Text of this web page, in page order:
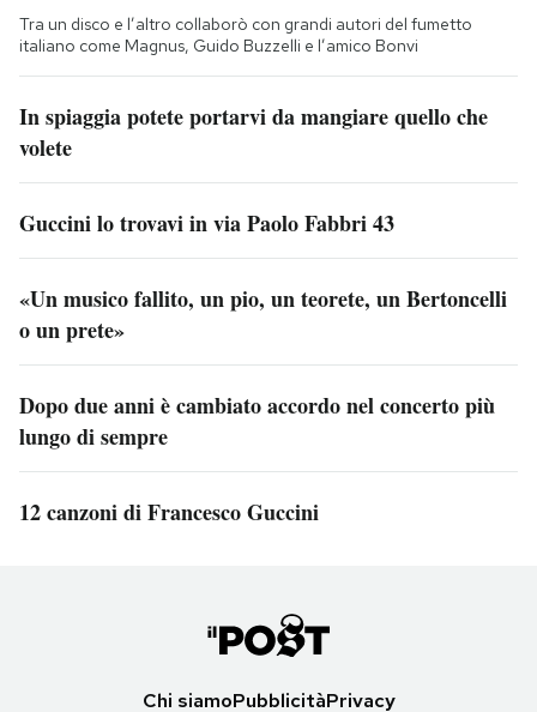
Tra un disco e l’altro collaborò con grandi autori del fumetto
italiano come Magnus, Guido Buzzelli e l’amico Bonvi
In spiaggia potete portarvi da mangiare quello che
volete
Guccini lo trovavi in via Paolo Fabbri 43
«Un musico fallito, un pio, un teorete, un Bertoncelli
o un prete»
Dopo due anni è cambiato accordo nel concerto più
lungo di sempre
12 canzoni di Francesco Guccini
Chi siamoPubblicitàPrivacy